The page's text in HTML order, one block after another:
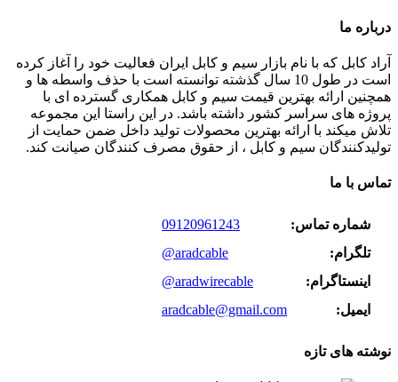
درباره ما
آراد کابل که با نام بازار سیم و کابل ایران فعالیت خود را آغاز کرده
است در طول 10 سال گذشته توانسته است با حذف واسطه ها و
همچنین ارائه بهترین قیمت سیم و کابل همکاری گسترده ای با
پروژه های سراسر کشور داشته باشد. در این راستا این مجموعه
تلاش میکند با ارائه بهترین محصولات تولید داخل ضمن حمایت از
تولیدکنندگان سیم و کابل ، از حقوق مصرف کنندگان صیانت کند.
تماس با ما
شماره تماس:
09120961243
تلگرام:
@aradcable
اینستاگرام:
@aradwirecable
ایمیل:
aradcable@gmail.com
نوشته های تازه